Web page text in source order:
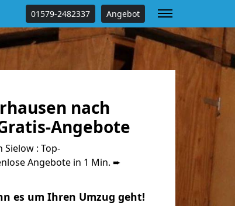
01579-2482337 Angebot
nach
Angebote
: Top-
Angebote in 1 Min. ➨
es um Ihren Umzug geht!